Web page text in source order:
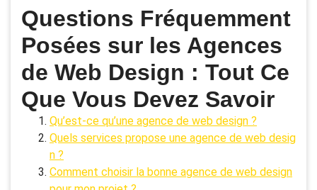
Questions Fréquemment
Posées sur les Agences
de Web Design : Tout Ce
Que Vous Devez Savoir
Qu’est-ce qu’une agence de web design ?
Quels services propose une agence de web desig
n ?
Comment choisir la bonne agence de web design